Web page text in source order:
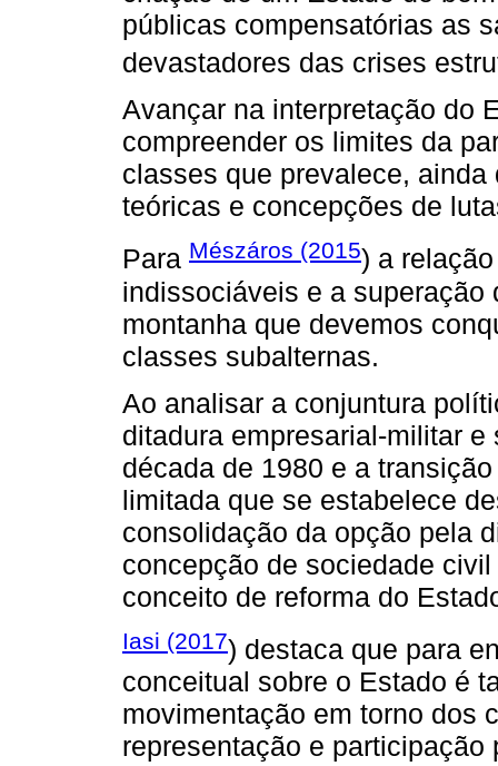
públicas compensatórias as
devastadores das crises
Avançar na interpretação do
compreender os limites da
classes que prevalece,
teóricas e concepções de
Para Mészáros (2015) a
indissociáveis e a superação
montanha que devemos
classes subalternas.
Ao analisar a conjuntura
ditadura empresarial-militar
década de 1980 e a
limitada que se estabelece
consolidação da opção pela
concepção de sociedade
conceito de reforma do
Iasi (2017) destaca que para
conceitual sobre o Estado é
movimentação em torno dos
representação e